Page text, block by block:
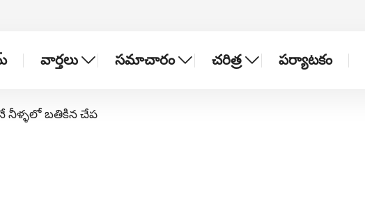
వార్తలు సమాచారం చరిత్ర పర్యాటకం
నీళ్ళలో బతికిన చేప